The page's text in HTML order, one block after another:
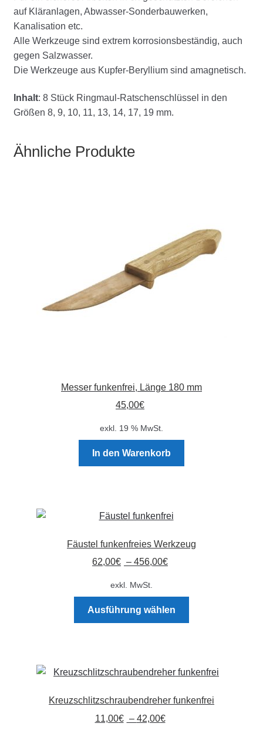
auf Kläranlagen, Abwasser-Sonderbauwerken,
Kanalisation etc.
Alle Werkzeuge sind extrem korrosionsbeständig, auch
gegen Salzwasser.
Die Werkzeuge aus Kupfer-Beryllium sind amagnetisch.
Inhalt: 8 Stück Ringmaul-Ratschenschlüssel in den
Größen 8, 9, 10, 11, 13, 14, 17, 19 mm.
Ähnliche Produkte
Messer funkenfrei, Länge 180 mm
45,00€
exkl. 19 % MwSt.
In den Warenkorb
Fäustel funkenfreies Werkzeug
62,00€ – 456,00€
exkl. MwSt.
Ausführung wählen
auf.
Optionen
Kreuzschlitzschraubendreher funkenfrei
11,00€ – 42,00€